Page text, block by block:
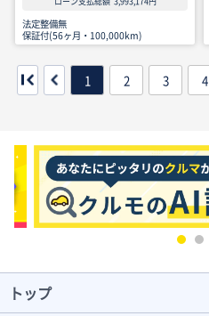
法定整備無
保証付(56ヶ月・100,000km)
1 2 3 4
トップ